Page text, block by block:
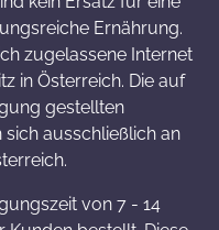
Ernährung.
zugelassene Internet
in Österreich. Die auf
gestellten
ausschließlich an
von 7 - 14